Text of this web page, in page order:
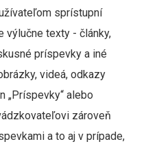
sprístupní
výlučne texty - články,
príspevky a iné
videá, odkazy
„Príspevky“ alebo
zároveň
a to aj v prípade,